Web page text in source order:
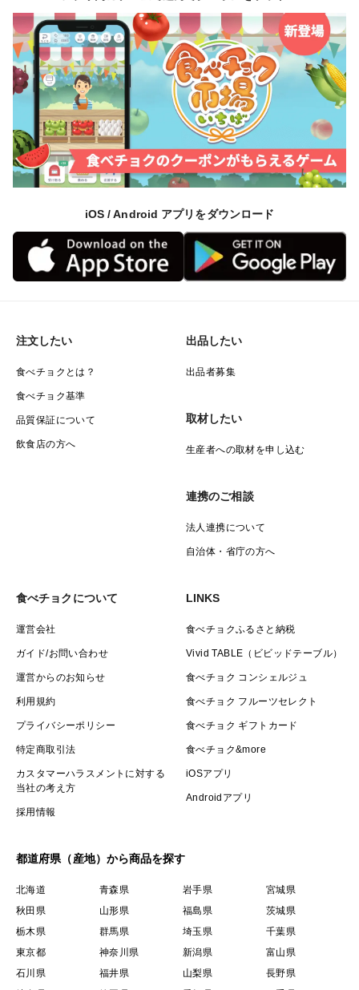
iOS / Android アプリをダウンロード
注文したい
食べチョクとは？
食べチョク基準
品質保証について
飲食店の方へ
出品したい
出品者募集
取材したい
生産者への取材を申し込む
連携のご相談
法人連携について
自治体・省庁の方へ
食べチョクについて
運営会社
ガイド/お問い合わせ
運営からのお知らせ
利用規約
プライバシーポリシー
特定商取引法
カスタマーハラスメントに対する
当社の考え方
採用情報
LINKS
食べチョクふるさと納税
Vivid TABLE（ビビッドテーブル）
食べチョク コンシェルジュ
食べチョク フルーツセレクト
食べチョク ギフトカード
食べチョク&more
iOSアプリ
Androidアプリ
都道府県（産地）から商品を探す
北海道 青森県 岩手県
宮城県
秋田県
山形県 福島県
茨城県
栃木県
群馬県 埼玉県
千葉県
東京都
神奈川県 新潟県
富山県
石川県
福井県 山梨県
長野県